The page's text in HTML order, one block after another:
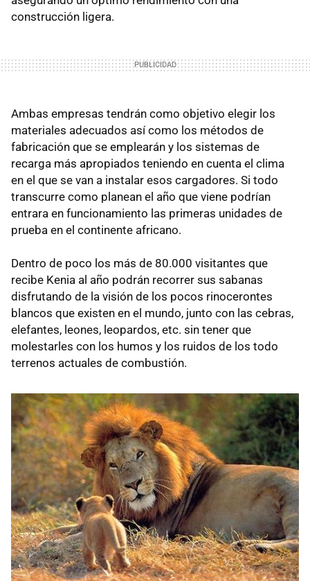
construcción ligera.
Ambas empresas tendrán como objetivo elegir los
materiales adecuados así como los métodos de
fabricación que se emplearán y los sistemas de
recarga más apropiados teniendo en cuenta el clima
en el que se van a instalar esos cargadores. Si todo
transcurre como planean el año que viene podrían
entrara en funcionamiento las primeras unidades de
prueba en el continente africano.
Dentro de poco los más de 80.000 visitantes que
recibe Kenia al año podrán recorrer sus sabanas
disfrutando de la visión de los pocos rinocerontes
blancos que existen en el mundo, junto con las cebras,
elefantes, leones, leopardos, etc. sin tener que
molestarles con los humos y los ruidos de los todo
terrenos actuales de combustión.